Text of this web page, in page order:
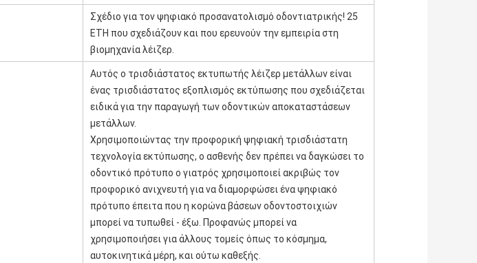
Σχέδιο για τον ψηφιακό προσανατολισμό οδοντιατρικής! 25
ΕΤΗ που σχεδιάζουν και που ερευνούν την εμπειρία στη
βιομηχανία λέιζερ.
Αυτός ο τρισδιάστατος εκτυπωτής λέιζερ μετάλλων είναι
ένας τρισδιάστατος εξοπλισμός εκτύπωσης που σχεδιάζεται
ειδικά για την παραγωγή των οδοντικών αποκαταστάσεων
μετάλλων.
Χρησιμοποιώντας την προφορική ψηφιακή τρισδιάστατη
τεχνολογία εκτύπωσης, ο ασθενής δεν πρέπει να δαγκώσει το
οδοντικό πρότυπο ο γιατρός χρησιμοποιεί ακριβώς τον
προφορικό ανιχνευτή για να διαμορφώσει ένα ψηφιακό
πρότυπο έπειτα που η κορώνα βάσεων οδοντοστοιχιών
μπορεί να τυπωθεί - έξω. Προφανώς μπορεί να
χρησιμοποιήσει για άλλους τομείς όπως το κόσμημα,
αυτοκινητικά μέρη, και ούτω καθεξής.